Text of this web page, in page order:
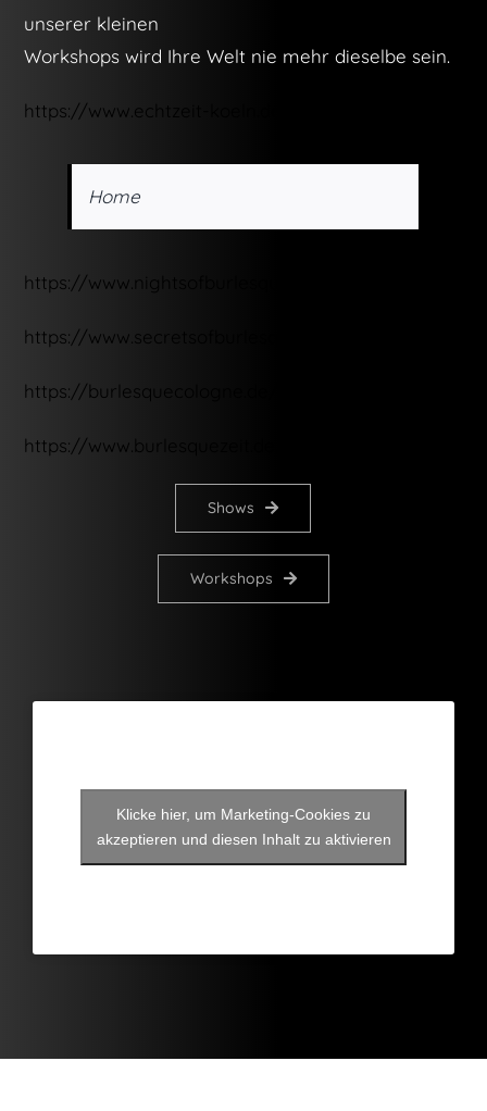
unserer kleinen
Workshops wird Ihre Welt nie mehr dieselbe sein.
https://www.echtzeit-koeln.de/home-desktop
Home
https://www.nightsofburlesque.de/
https://www.secretsofburlesque.com/
https://burlesquecologne.de/de/
https://www.burlesquezeit.de/
Shows
Workshops
Klicke hier, um Marketing-Cookies zu
akzeptieren und diesen Inhalt zu aktivieren